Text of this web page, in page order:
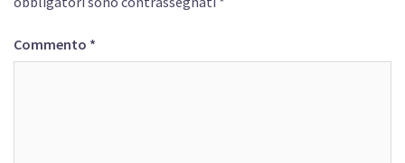
Commento *